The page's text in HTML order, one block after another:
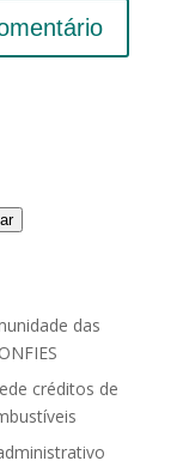
das
créditos de